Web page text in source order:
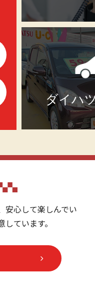
ダイハ
安心して楽しんでい
ています。